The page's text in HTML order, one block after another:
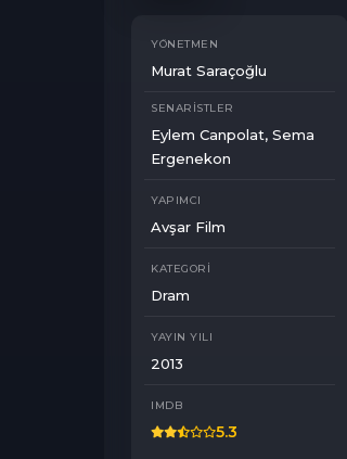
YÖNETMEN
Murat Saraçoğlu
SENARISTLER
Eylem Canpolat, Sema
Ergenekon
YAPIMCI
Avşar Film
KATEGORI
Dram
YAYIN YILI
2013
IMDB
5.3